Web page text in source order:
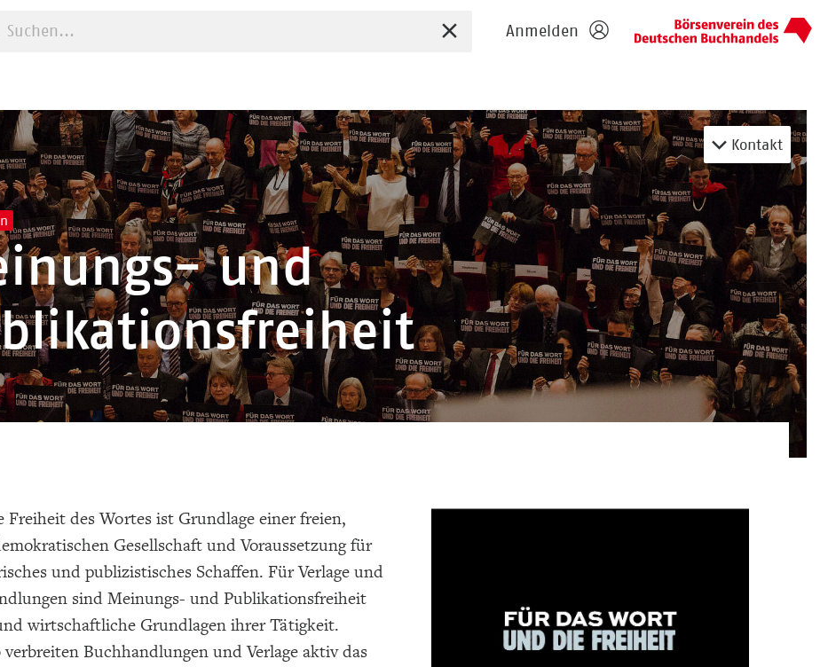
Suche starten Sucheingabe zurücksetzen
Anmelden
Kontakt
und
Freiheit des Wortes ist Grundlage einer freien,
Gesellschaft und Voraussetzung für
und publizistisches Schaffen. Für Verlage und
sind Meinungs- und Publikationsfreiheit
wirtschaftliche Grundlagen ihrer Tätigkeit.
verbreiten Buchhandlungen und Verlage aktiv das